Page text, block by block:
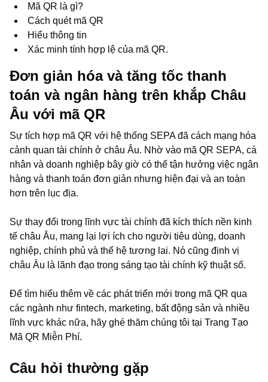
Mã QR là gì?
Cách quét mã QR
Hiểu thông tin
Xác minh tính hợp lệ của mã QR.
Đơn giản hóa và tăng tốc thanh
toán và ngân hàng trên khắp Châu
Âu với mã QR
Sự tích hợp mã QR với hệ thống SEPA đã cách mạng hóa
cảnh quan tài chính ở châu Âu. Nhờ vào mã QR SEPA, cá
nhân và doanh nghiệp bây giờ có thể tận hưởng việc ngân
hàng và thanh toán đơn giản nhưng hiện đại và an toàn
hơn trên lục địa.
Sự thay đổi trong lĩnh vực tài chính đã kích thích nền kinh
tế châu Âu, mang lại lợi ích cho người tiêu dùng, doanh
nghiệp, chính phủ và thế hệ tương lai. Nó cũng định vị
châu Âu là lãnh đạo trong sáng tạo tài chính kỹ thuật số.
Để tìm hiểu thêm về các phát triển mới trong mã QR qua
các ngành như fintech, marketing, bất động sản và nhiều
lĩnh vực khác nữa, hãy ghé thăm chúng tôi tại Trang Tạo
Mã QR Miễn Phí.
Câu hỏi thường gặp